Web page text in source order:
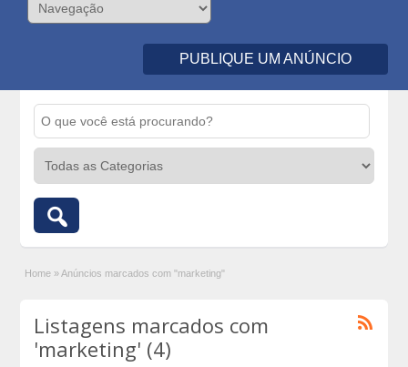
PUBLIQUE UM ANÚNCIO
Home » Anúncios marcados com "marketing"
Listagens marcados com
'marketing' (4)